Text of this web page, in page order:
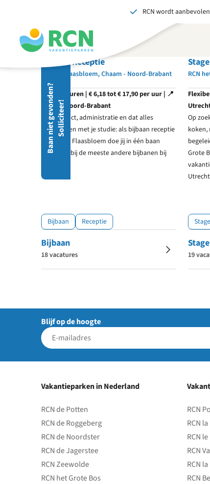
hoofdnavigatie
hoofdinhoud
voettekstinhoud
RCN wordt
B
a
a
n
n
i
e
t
g
e
v
on
d
e
n
?
S
o
l
l
i
c
i
t
e
e
r!
Bijbaan Receptie
RCN de Flaasbloem, Chaam - Noord-Brabant
Flexibele uren | € 6,18 tot € 17,90 per uur | 📍
Chaam, Noord-Brabant
Gastcontact, administratie en dat alles
combineren met je studie: als bijbaan receptie
bij RCN de Flaasbloem doe jij in één baan
meer dan bij de meeste andere bijbanen bij
Bijbaan Receptie
Bijbaan
18 vacatures
RCN
Op
koken,
Grote
Stage
Stage
19
Blijf op de hoogte
Vakantieparken in Nederland
RCN de Potten
RCN de Roggeberg
RCN de Noordster
RCN de Jagerstee
RCN Zeewolde
RCN het Grote Bos
RCN
RCN
RCN
RCN
RCN
RCN